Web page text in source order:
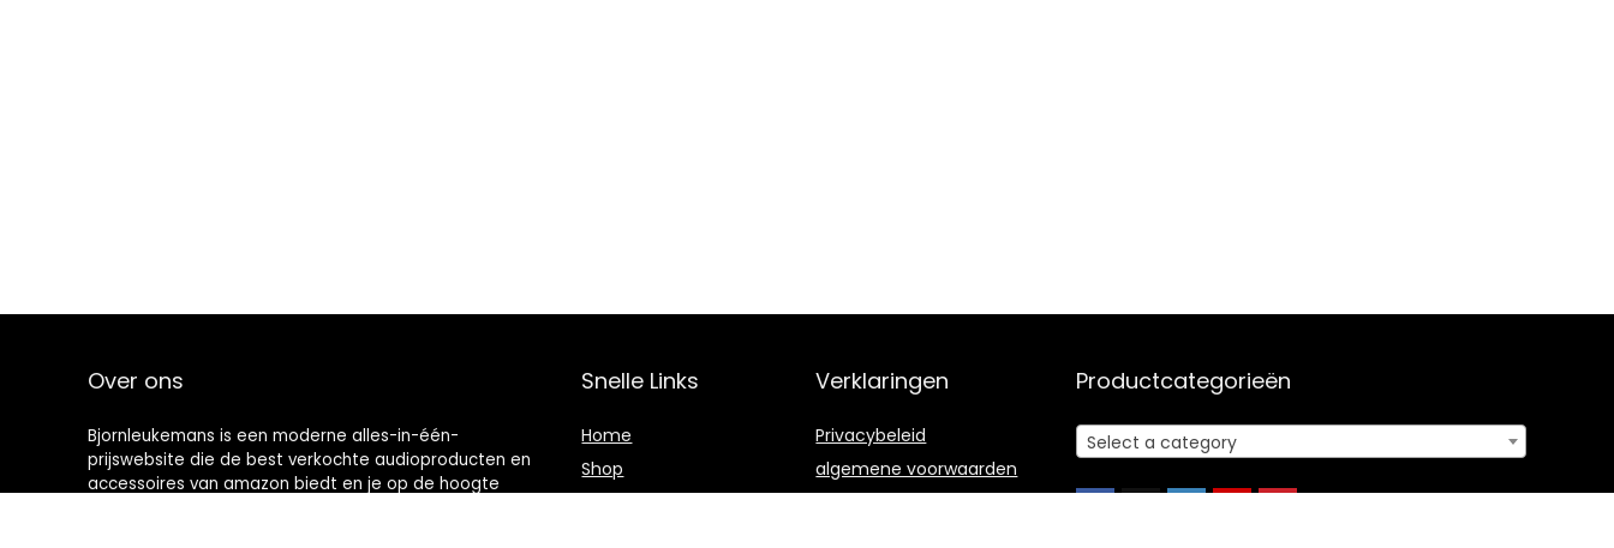
Over ons
Bjornleukemans is een moderne alles-in-één-
prijswebsite die de best verkochte audioproducten en
accessoires van amazon biedt en je op de hoogte
Snelle Links
Home
Shop
Verklaringen
Privacybeleid
algemene voorwaarden
Productcategorieën
Select a category